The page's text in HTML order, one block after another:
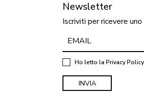
Newsletter
Iscriviti per ricevere
Ho letto laPrivacy Policy